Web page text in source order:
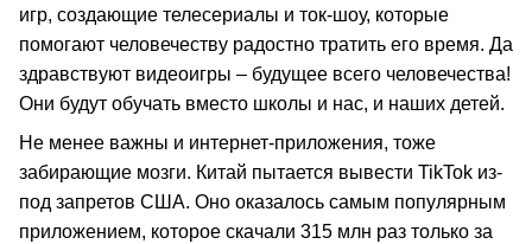
игр, создающие телесериалы и ток-шоу, которые
помогают человечеству радостно тратить его время. Да
здравствуют видеоигры – будущее всего человечества!
Они будут обучать вместо школы и нас, и наших детей.
Не менее важны и интернет-приложения, тоже
забирающие мозги. Китай пытается вывести TikTok из-
под запретов США. Оно оказалось самым популярным
приложением, которое скачали 315 млн раз только за